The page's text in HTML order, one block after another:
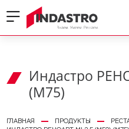
Индастро
(М75)
ГЛАВНАЯ ПРОДУКТЫ